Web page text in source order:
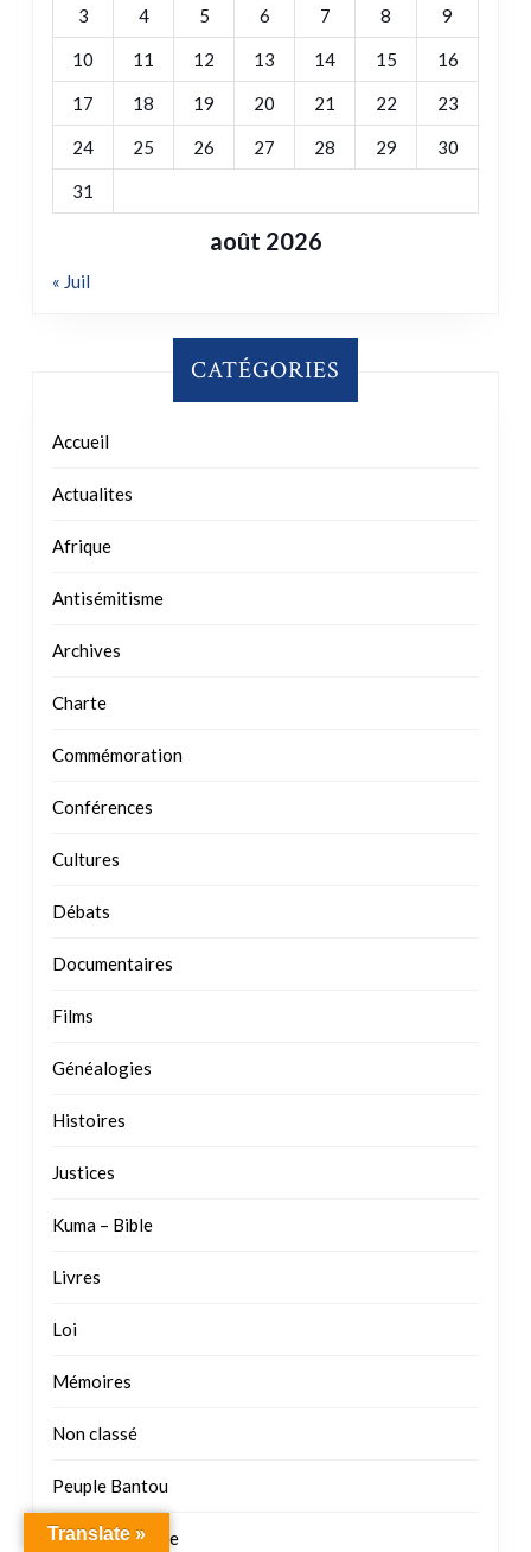
août 2026
3 4 5 6 7 8 9
10 11 12 13 14 15 16
17 18 19 20 21 22 23
24 25 26 27 28 29 30
31
« Juil
CATÉGORIES
Accueil
Actualites
Afrique
Antisémitisme
Archives
Charte
Commémoration
Conférences
Cultures
Débats
Documentaires
Films
Généalogies
Histoires
Justices
Kuma – Bible
Livres
Loi
Mémoires
Non classé
Peuple Bantou
Reconnaissance
Translate »